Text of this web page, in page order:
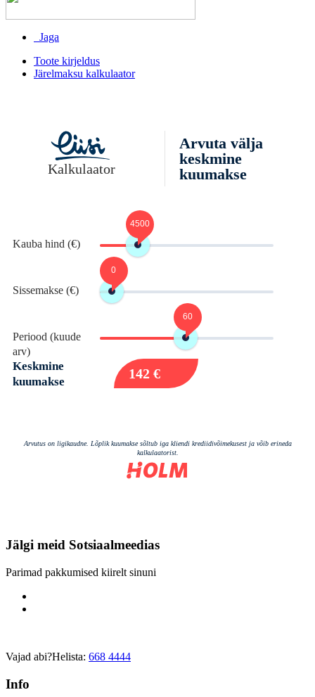
Jaga
Toote kirjeldus
Järelmaksu kalkulaator
Jälgi meid Sotsiaalmeedias
Parimad pakkumised kiirelt sinuni
Vajad abi?Helista: 668 4444
Info